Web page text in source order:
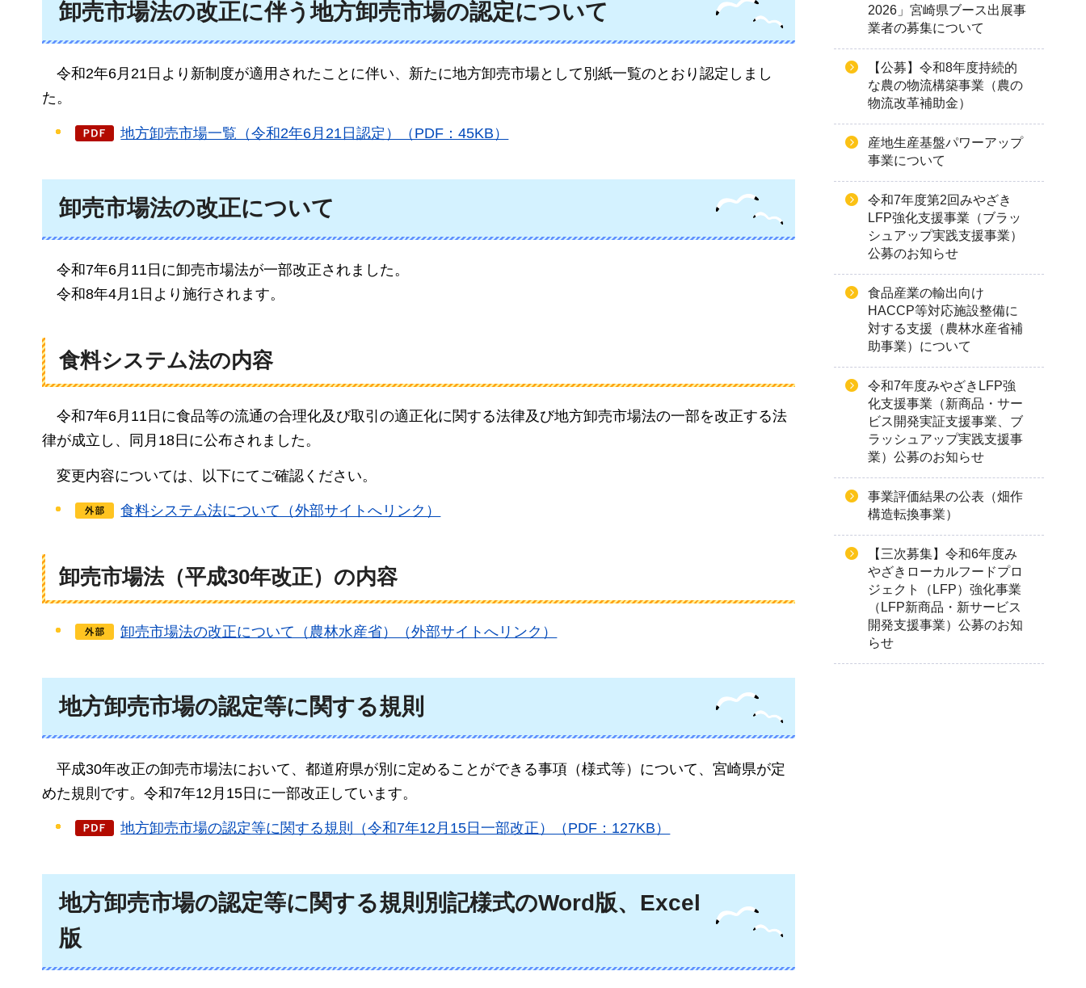
卸売市場法の改正に伴う地方卸売市場の認定について
令和2年6月21日より新制度が適用されたことに伴い、新たに地方卸売市場として別紙一覧のとおり認定しまし
た。
地方卸売市場一覧（令和2年6月21日認定）（PDF：45KB）
卸売市場法の改正について
令和7年6月11日に卸売市場法が一部改正されました。
令和8年4 月1日より施行されます。
食料システム法の内容
令和7年6月11日に食品等の流通の合理化及び取引の適正化に関する法律及び地方卸売市場法の一部を改正する法
律が成立し、同月18日に公布されました。
変更内容については、以下にてご確認ください。
食料システム法について（外部サイトへリンク）
卸売市場法（平成30年改正）の内容
卸売市場法の改正について（農林水産省）（外部サイトへリンク）
地方卸売市場の認定等に関する規則
平成30年改正の卸売市場法において、都道府県が別に定めることができる事項（様式等）について、宮崎県が定
めた規則です。令和7年12月15日に一部改正しています。
地方卸売市場の認定等に関する規則（令和7年12月15日一部改正）（PDF：127KB）
地方卸売市場の認定等に関する規則別記様式のWord版、Excel
版
2026」宮崎県ブース出展事
業者の募集について
【公募】令和8年度持続的
な農の物流構築事業（農の
物流改革補助金）
産地生産基盤パワーアップ
事業について
令和7年度第2回みやざき
LFP強化支援事業（ブラッ
シュアップ実践支援事業）
公募のお知らせ
食品産業の輸出向け
HACCP等対応施設整備に
対する支援（農林水産省補
助事業）について
令和7年度みやざきLFP強
化支援事業（新商品・サー
ビス開発実証支援事業、ブ
ラッシュアップ実践支援事
業）公募のお知らせ
事業評価結果の公表（畑作
構造転換事業）
【三次募集】令和6年度み
やざきローカルフードプロ
ジェクト（LFP）強化事業
（LFP新商品・新サービス
開発支援事業）公募のお知
らせ